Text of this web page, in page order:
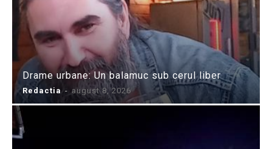
Drame urbane: Un balamuc sub cerul liber
Redactia - august 8, 2026